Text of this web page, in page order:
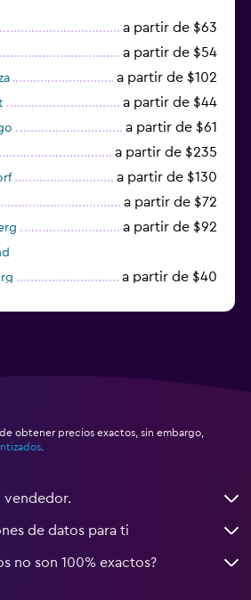
a partir de $63
a partir de $54
a partir de $102
a partir de $44
a partir de $61
a partir de $235
a partir de $130
a partir de $72
a partir de $92
a partir de $40
obtener precios exactos, sin embargo,
vendedor.
de datos para ti
no son 100% exactos?